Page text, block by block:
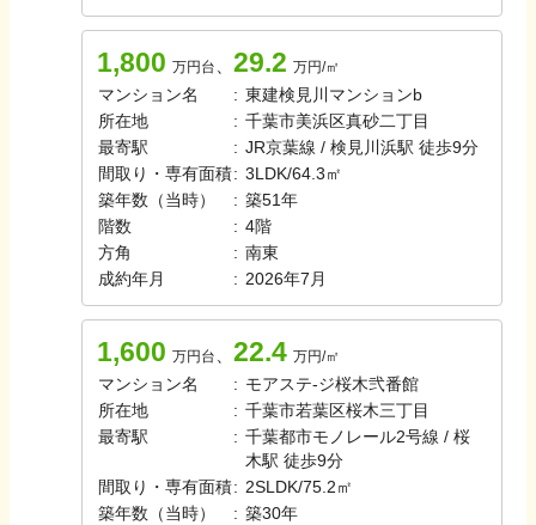
1,800 万円台 29.2 万円/㎡
マンション名 : 東建検見川マンションb
所在地
: 千葉市美浜区真砂二丁目
最寄駅
: JR京葉線 / 検見川浜駅 徒歩9分
間取り・専有面積: 3LDK/64.3㎡
築年数（当時）
: 築51 年
階数
: 4階
方角
: 南東
成約年月
: 2026年7月
1,600 万円台 22.4 万円/㎡
マンション名 : モアステ-ジ桜木弐番館
所在地
: 千葉市若葉区桜木三丁目
最寄駅
: 千葉都市モノレール2号線 / 桜
木駅 徒歩9分
間取り・専有面積: 2SLDK/75.2㎡
築年数（当時）
: 築30年